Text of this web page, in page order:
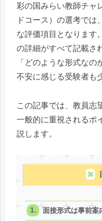
彩の国みらい教師チャ
ドコース）の選考では
な評価項目となります
の詳細がすべて記載さ
「どのような形式なの
不安に感じる受験者も
この記事では、教員志
一般的に重視されるポ
説します。
面接形式は事前案